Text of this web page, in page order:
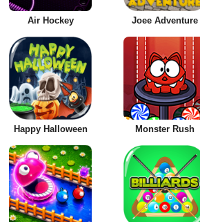
Air Hockey Joee Adventure
Happy Halloween Monster Rush